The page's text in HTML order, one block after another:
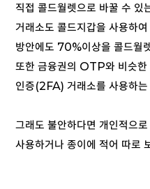
직접 콜드월렛으로 바꿀 수 있
거래소도 콜드지갑을 사용하
방안에도 70%이상을 콜드월
또한 금융권의 OTP와 비슷한
인증(2FA) 거래소를 사용하는
그래도 불안하다면 개인적으
사용하거나 종이에 적어 따로